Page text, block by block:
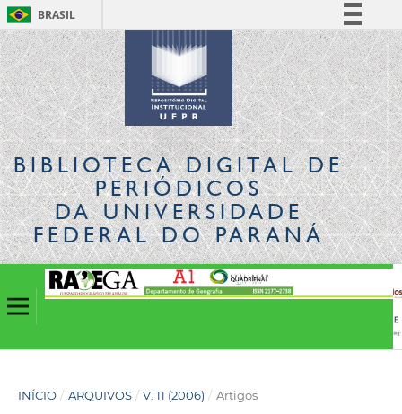
BRASIL
Simplifique!
Comunica BR
Participe
Acesso à informação
Legislação
Canais
BIBLIOTECA DIGITALDE
PERIÓDICOS
DA UNIVERSIDADE
FEDERAL DO PARANÁ
INÍCIO / ARQUIVOS / V. 11 (2006) / Artigos